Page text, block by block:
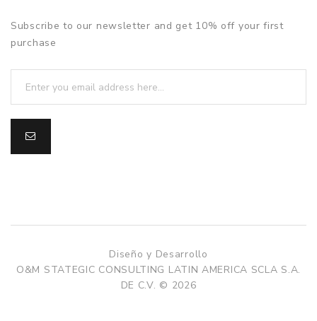
Subscribe to our newsletter and get 10% off your first
purchase
Diseño y Desarrollo
O&M STATEGIC CONSULTING LATIN AMERICA SCLA S.A.
DE C.V. © 2026